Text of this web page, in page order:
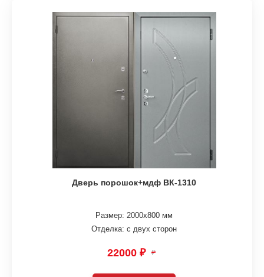
Дверь порошок+мдф ВК-1310
Размер: 2000х800 мм
Отделка: с двух сторон
22000 ₽ ₽